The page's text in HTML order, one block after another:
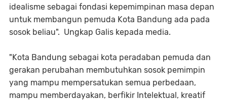
idealisme sebagai fondasi kepemimpinan masa depan
untuk membangun pemuda Kota Bandung ada pada
sosok beliau". Ungkap Galis kepada media.
"Kota Bandung sebagai kota peradaban pemuda dan
gerakan perubahan membutuhkan sosok pemimpin
yang mampu mempersatukan semua perbedaan,
mampu memberdayakan, berfikir Intelektual, kreatif